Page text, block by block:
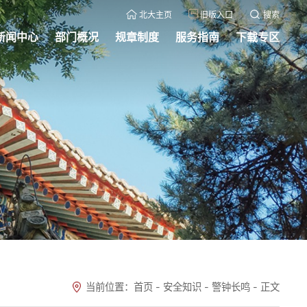
北大主页 旧版入口 搜索
闻中心 部门概况 规章制度 服务指南 下载专区
当前位置： 首页 - 安全知识 - 警钟长鸣 - 正文